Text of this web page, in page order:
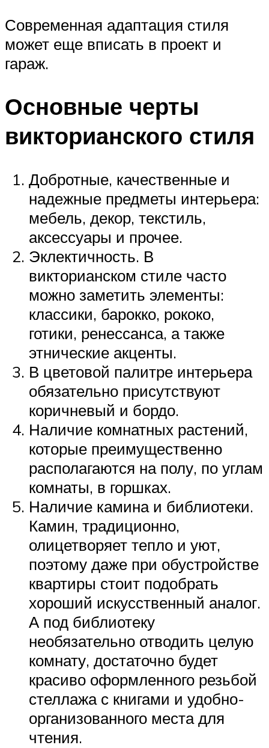
Современная адаптация стиля
может еще вписать в проект и
гараж.
Основные черты
викторианского стиля
Добротные, качественные и
надежные предметы интерьера:
мебель, декор, текстиль,
аксессуары и прочее.
Эклектичность. В
викторианском стиле часто
можно заметить элементы:
классики, барокко, рококо,
готики, ренессанса, а также
этнические акценты.
В цветовой палитре интерьера
обязательно присутствуют
коричневый и бордо.
Наличие комнатных растений,
которые преимущественно
располагаются на полу, по углам
комнаты, в горшках.
Наличие камина и библиотеки.
Камин, традиционно,
олицетворяет тепло и уют,
поэтому даже при обустройстве
квартиры стоит подобрать
хороший искусственный аналог.
А под библиотеку
необязательно отводить целую
комнату, достаточно будет
красиво оформленного резьбой
стеллажа с книгами и удобно-
организованного места для
чтения.